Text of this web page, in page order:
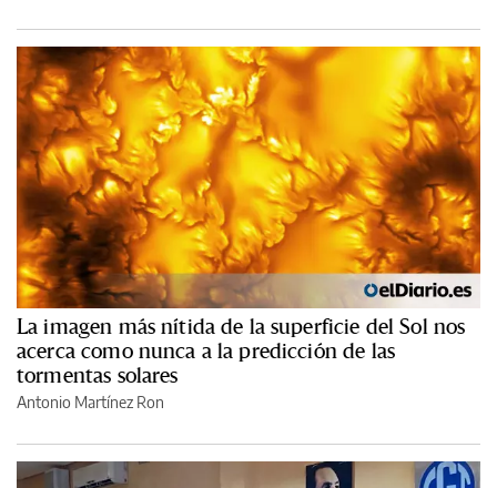
La imagen más nítida de la superficie del Sol nos
acerca como nunca a la predicción de las
tormentas solares
Antonio Martínez Ron